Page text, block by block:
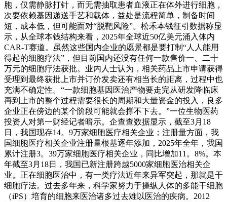
胞，仅需静脉打针，而无需抽取患者血液正在体外进行细胞，
次要依赖基因递送手艺和载体，益处是流程简单，制备时间
短，成本低，但可能面对“脱靶风险”。松禾本钱征引数据称显
示，从全球本钱结构来看，2025年全球近50亿美元涌入体内
CAR-T赛道。虽然这些国内企业的愿景都是要打制“人人能用
得起的细胞疗法”，但目前国内还没有任何一款售价一、二十
万元的细胞疗法获批。业内人士认为，相关药品上市申请获得
受理到最终获批上市并订价发卖还有相当长的距离，过程中也
充满不确定性。“一款细胞基因医治产物要走完从研发降临床
再到上市的整个过程需要很长的周期和大量资金的投入，良多
企业正在傍边的某个阶段可能就会撑不下去。”一位生物医药
投资人对第一财经记者暗示。企查查数据显示，截至3月18
日，我国现存14。9万家细胞医疗相关企业；注册量方面，我
国细胞医疗相关企业注册量根基逐年添加，2025年全年，我国
累计注册3。39万家细胞医疗相关企业，同比增加11。8%。本
年截至3月18日，我国已新注册跨越5000家细胞医治相关企
业。正在细胞医治中，有一类疗法近年来异军突起，那就是干
细胞疗法。过去多年来，科学家努力于操纵人体的多能干细胞
（iPS）培育的细胞来医治诸多过去难以医治的疾病。2012